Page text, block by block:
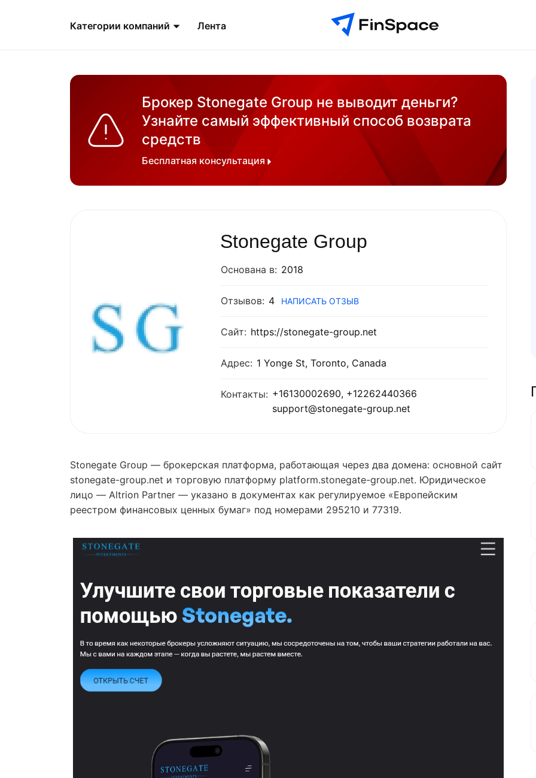
Категории компаний Лента
Брокер Stonegate Group не выводит деньги?
Узнайте самый эффективный способ возврата
средств
Бесплатная консультация
Stonegate Group
Основана в: 2018
Отзывов: 4 НАПИСАТЬ ОТЗЫВ
Сайт: https://stonegate-group.net
Адрес: 1 Yonge St, Toronto, Canada
Контакты: +16130002690, +12262440366
support@stonegate-group.net
Stonegate Group — брокерская платформа, работающая через два домена: основной сайт
stonegate-group.net и торговую платформу platform.stonegate-group.net. Юридическое
лицо — Altrion Partner — указано в документах как регулируемое «Европейским
реестром финансовых ценных бумаг» под номерами 295210 и 77319.